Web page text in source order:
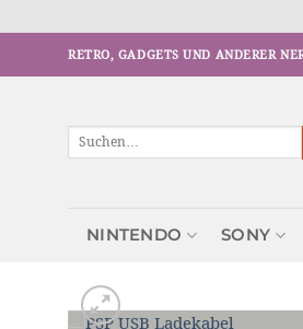
RETRO, GADGETS UND ANDERER
Suchen
NINTENDO SONY